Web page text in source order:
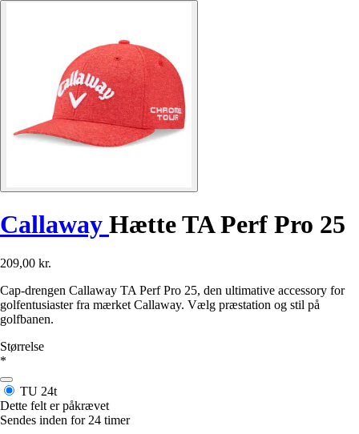
Callaway Hætte TA Perf Pro 25
209,00 kr.
Cap-drengen Callaway TA Perf Pro 25, den ultimative accessory for
golfentusiaster fra mærket Callaway. Vælg præstation og stil på
golfbanen.
Størrelse
*
TU 24t
Dette felt er påkrævet
Sendes inden for 24 timer